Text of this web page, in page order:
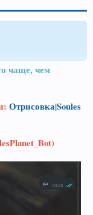
чаще, чем
Отрисовка|Soules